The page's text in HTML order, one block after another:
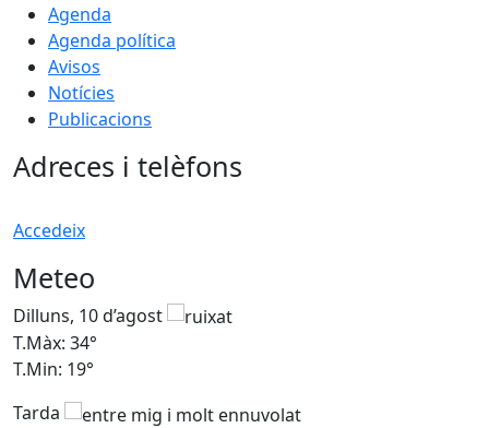
Agenda
Agenda política
Avisos
Notícies
Publicacions
Adreces i telèfons
Accedeix
Meteo
Dilluns, 10 d’agost
T.Màx: 34°
T.Min: 19°
Tarda